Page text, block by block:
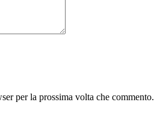
per la prossima volta che commento.